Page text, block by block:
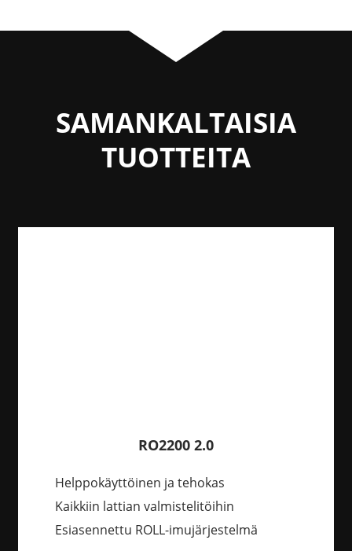
SAMANKALTAISIA
TUOTTEITA
RO2200 2.0
Helppokäyttöinen ja tehokas
Kaikkiin lattian valmistelitöihin
Esiasennettu ROLL-imujärjestelmä